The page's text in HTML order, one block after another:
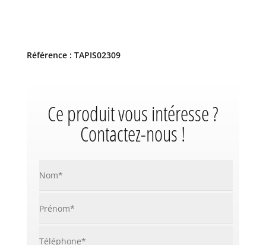
Référence : TAPIS02309
Ce produit vous intéresse ?
Contactez-nous !